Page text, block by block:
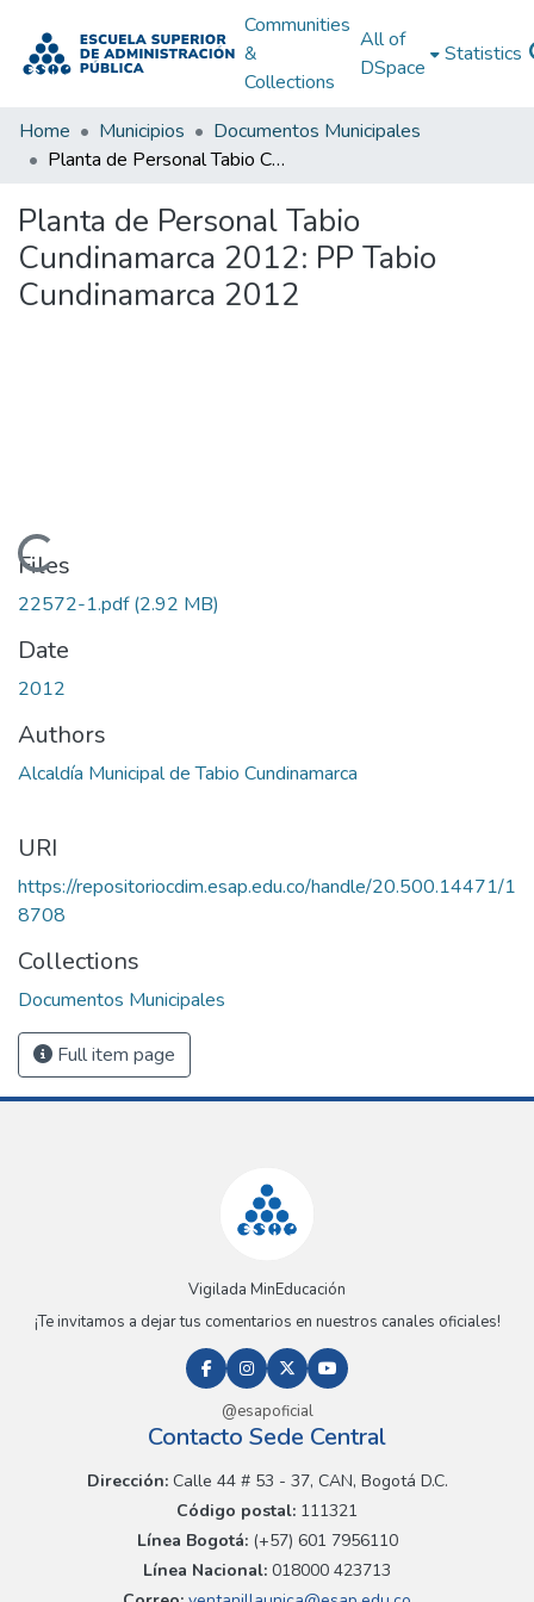
Communities
&
Collections
All of
DSpace
Statistics
Home Municipios
Documentos Municipales
Planta de Personal Tabio Cundinamarca 2012: PP Tabio Cundinamarca 2012
Planta de Personal Tabio
Cundinamarca 2012: PP Tabio
Cundinamarca 2012
Loading...
Files
22572-1.pdf(2.92 MB)
Date
2012
Authors
Alcaldía Municipal de Tabio Cundinamarca
URI
https://repositoriocdim.esap.edu.co/handle/20.500.14471/1
8708
Collections
Documentos Municipales
Full item page
Vigilada MinEducación
¡Te invitamos a dejar tus comentarios en nuestros canales oficiales!
@esapoficial
Contacto Sede Central
Dirección:Calle 44 # 53 - 37, CAN, Bogotá D.C.
Código postal: 111321
Línea Bogotá:(+57) 601 7956110
Línea Nacional: 018000 423713